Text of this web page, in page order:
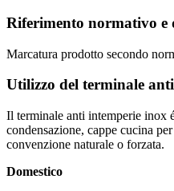
Riferimento normativo e
Marcatura prodotto secondo
Utilizzo del terminale
Il terminale anti intemperie inox
condensazione, cappe cucina
convenzione naturale o forzata.
Domestico